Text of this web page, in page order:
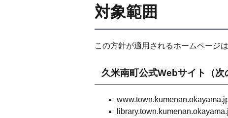
対象範囲
この方針が適用されるホームページ
久米南町公式Webサイト（次